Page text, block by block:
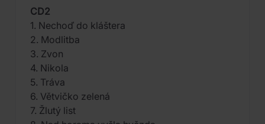
CD2
1. Nechoď do kláštera
2. Modlitba
3. Zvon
4. Nikola
5. Tráva
6. Větvičko zelená
7. Žlutý list